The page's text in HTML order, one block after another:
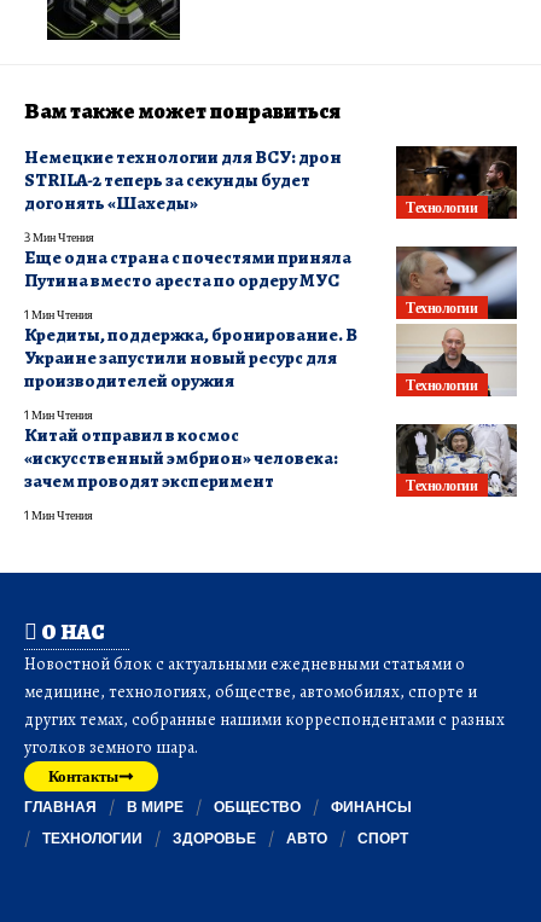
Вам также может понравиться
Технологии
Немецкие технологии для ВСУ: дрон
STRILA-2 теперь за секунды будет
догонять «Шахеды»
3 Мин Чтения
Технологии
Еще одна страна с почестями приняла
Путина вместо ареста по ордеру МУС
1 Мин Чтения
Технологии
Кредиты, поддержка, бронирование. В
Украине запустили новый ресурс для
производителей оружия
1 Мин Чтения
Технологии
Китай отправил в космос
«искусственный эмбрион» человека:
зачем проводят эксперимент
1 Мин Чтения
О НАС
Новостной блок с актуальными ежедневными статьями о
медицине, технологиях, обществе, автомобилях, спорте и
других темах, собранные нашими корреспондентами с разных
уголков земного шара.
Контакты
ГЛАВНАЯ В МИРЕ ОБЩЕСТВО
ФИНАНСЫ
ТЕХНОЛОГИИ
ЗДОРОВЬЕ АВТО СПОРТ